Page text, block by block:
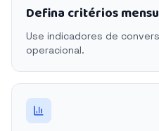
Defina critérios
Use indicadores de
operacional.